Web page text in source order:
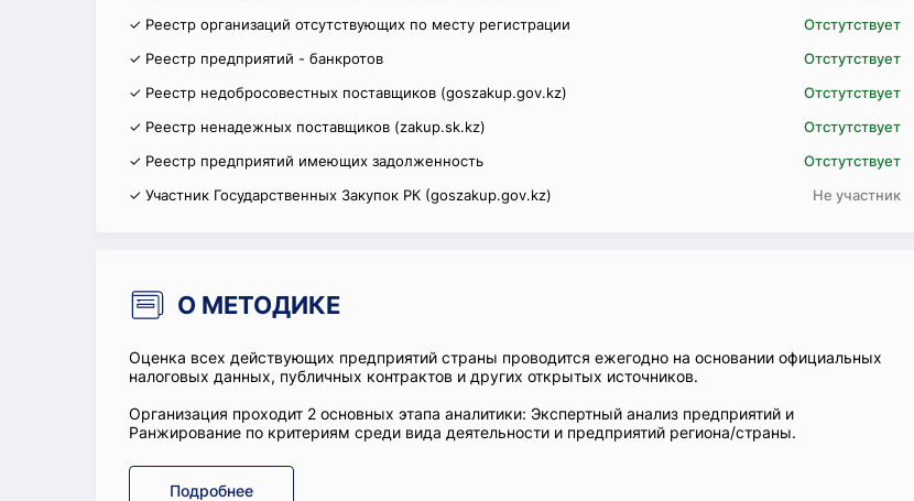
✓ Реестр организаций отсутствующих по месту регистрации
Отстутствует
✓ Реестр предприятий - банкротов
Отстутствует
✓ Реестр недобросовестных поставщиков (goszakup.gov.kz)
Отстутствует
✓ Реестр ненадежных поставщиков (zakup.sk.kz)
Отстутствует
✓ Реестр предприятий имеющих задолженность
Отстутствует
✓ Участник Государственных Закупок РК (goszakup.gov.kz)
Не участник
О МЕТОДИКЕ
Оценка всех действующих предприятий страны проводится ежегодно на основании официальных
налоговых данных, публичных контрактов и других открытых источников.
Организация проходит 2 основных этапа аналитики: Экспертный анализ предприятий и
Ранжирование по критериям среди вида деятельности и предприятий региона/страны.
Подробнее